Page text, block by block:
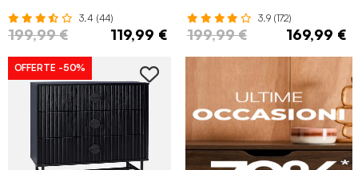
3.4 (44)
199,99 € 119,99 €
3.9 (172)
199,99 € 169,99 €
OFFERTE -50%